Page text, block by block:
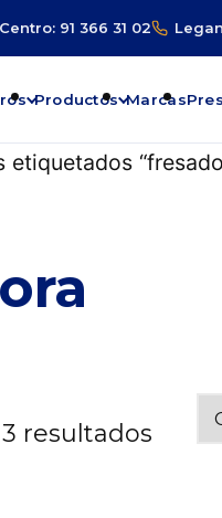
Centro: 91 366 31 02
Productos Marcas
etiquetados
resultados